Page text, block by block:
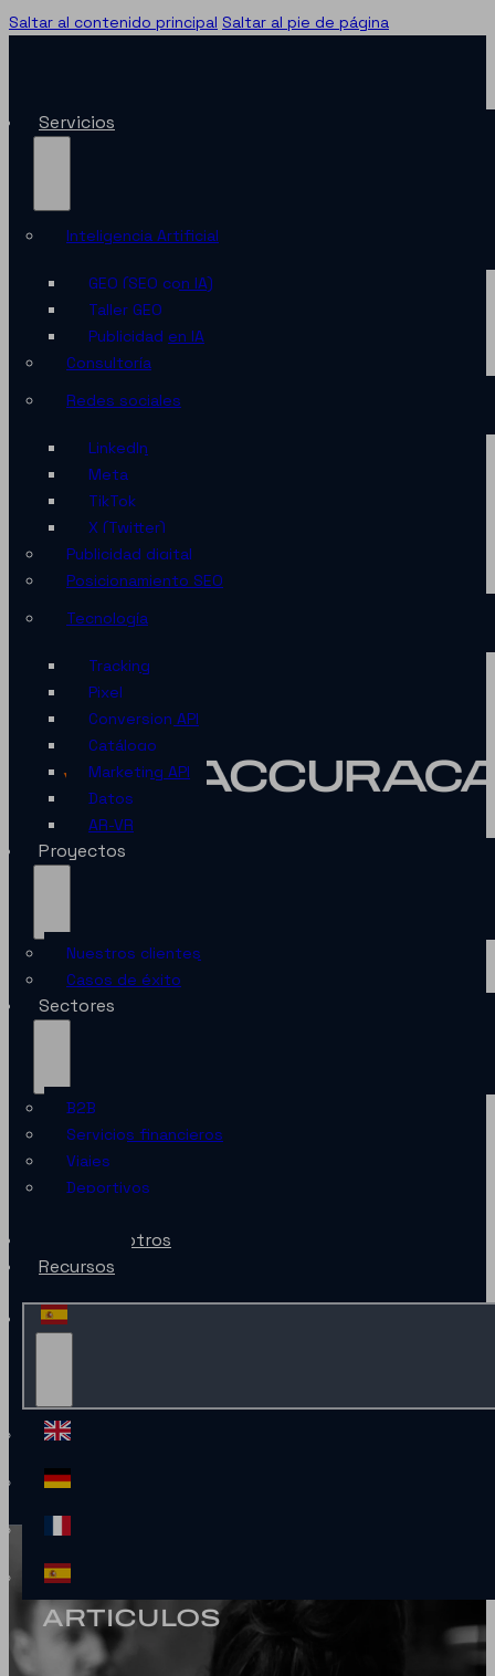
Saltar al contenido principal Saltar al pie de página
Servicios
Inteligencia Artificial
GEO (SEO con IA)
Taller GEO
Publicidad en IA
Consultoría
Redes sociales
LinkedIn
Meta
TikTok
X (Twitter)
Publicidad digital
Posicionamiento SEO
Tecnología
Tracking
Pixel
Conversion API
Catálogo
Marketing API
Datos
AR-VR
Proyectos
Nuestros clientes
Casos de éxito
Sectores
B2B
Servicios financieros
Viajes
Deportivos
Sobre nosotros
Recursos
ARTICULOS